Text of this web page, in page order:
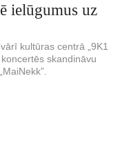
ielūgumus uz
kultūras centrā „9K1
koncertēs skandināvu